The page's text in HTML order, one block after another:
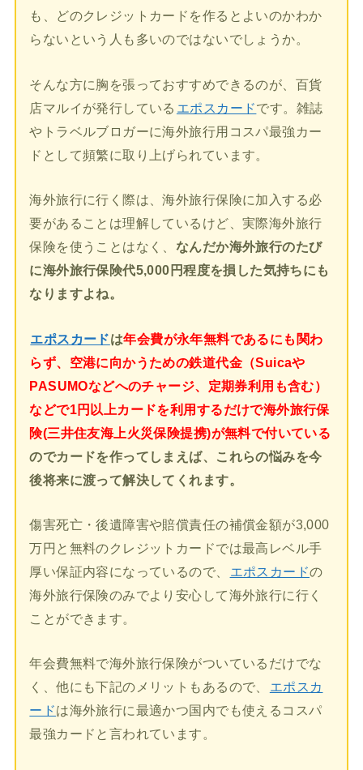
も、どのクレジットカードを作るとよいのかわか
らないという人も多いのではないでしょうか。
そんな方に胸を張っておすすめできるのが、百貨
店マルイが発行している エポスカードです。雑誌
やトラベルブロガーに海外旅行用コスパ最強カー
ドとして頻繁に取り上げられています。
海外旅行に行く際は、海外旅行保険に加入する必
要があることは理解しているけど、実際海外旅行
保険を使うことはなく、 なんだか海外旅行のたび
に海外旅行保険代5,000円程度を損した気持ちにも
なりますよね。
エポスカードは年会費が永年無料であるにも関わ
らず、空港に向かうための鉄道代金（Suicaや
PASUMOなどへのチャージ、定期券利用も含む）
などで1円以上カードを利用するだけで海外旅行保
険(三井住友海上火災保険提携)が無料で付いている
のでカードを作ってしまえば、これらの悩みを今
後将来に渡って解決してくれます。
傷害死亡・後遺障害や賠償責任の補償金額が3,000
万円と無料のクレジットカードでは最高レベル手
厚い保証内容になっているので、
エポスカードの
海外旅行保険のみでより安心して海外旅行に行く
ことができます。
年会費無料で海外旅行保険がついているだけでな
く、他にも下記のメリットもあるので、
エポスカ
ードは海外旅行に最適かつ国内でも使えるコスパ
最強カードと言われています。